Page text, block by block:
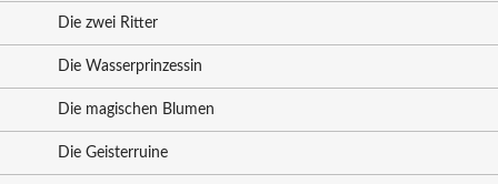
Die zwei Ritter
Die Wasserprinzessin
Die magischen Blumen
Die Geisterruine